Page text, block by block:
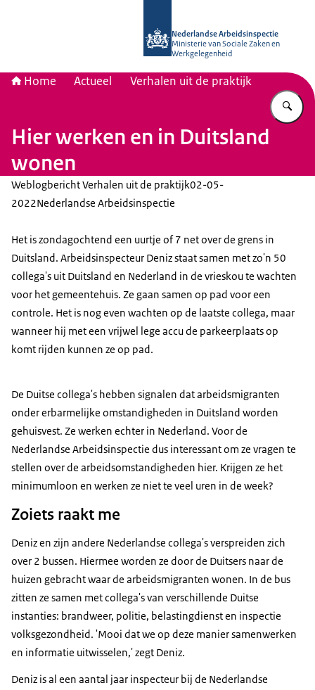
Nederlandse Arbeidsinspectie
Ministerie van Sociale Zaken en
Werkgelegenheid
Home Actueel Verhalen uit de praktijk
Hier werken en in Duitsland
wonen
Weblogbericht Verhalen uit de praktijk02-05-
2022Nederlandse Arbeidsinspectie
Het is zondagochtend een uurtje of 7 net over de grens in
Duitsland. Arbeidsinspecteur Deniz staat samen met zo'n 50
collega's uit Duitsland en Nederland in de vrieskou te wachten
voor het gemeentehuis. Ze gaan samen op pad voor een
controle. Het is nog even wachten op de laatste collega, maar
wanneer hij met een vrijwel lege accu de parkeerplaats op
komt rijden kunnen ze op pad.
De Duitse collega's hebben signalen dat arbeidsmigranten
onder erbarmelijke omstandigheden in Duitsland worden
gehuisvest. Ze werken echter in Nederland. Voor de
Nederlandse Arbeidsinspectie dus interessant om ze vragen te
stellen over de arbeidsomstandigheden hier. Krijgen ze het
minimumloon en werken ze niet te veel uren in de week?
Zoiets raakt me
Deniz en zijn andere Nederlandse collega's verspreiden zich
over 2 bussen. Hiermee worden ze door de Duitsers naar de
huizen gebracht waar de arbeidsmigranten wonen. In de bus
zitten ze samen met collega's van verschillende Duitse
instanties: brandweer, politie, belastingdienst en inspectie
volksgezondheid. 'Mooi dat we op deze manier samenwerken
en informatie uitwisselen,' zegt Deniz.
Deniz is al een aantal jaar inspecteur bij de Nederlandse